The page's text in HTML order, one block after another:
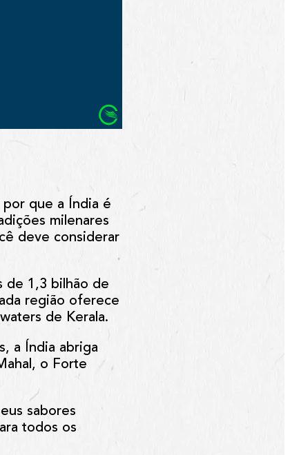
que a Índia é
milenares
deve considerar
de 1,3 bilhão de
região oferece
de Kerala.
a Índia abriga
o Forte
sabores
todos os